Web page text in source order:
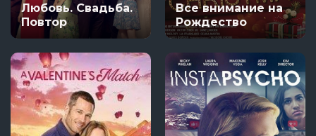
Любовь. Свадьба.
Повтор
Все внимание на
Рождество